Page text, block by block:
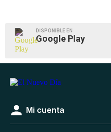
DISPONIBLE EN
Google Play
Mi cuenta